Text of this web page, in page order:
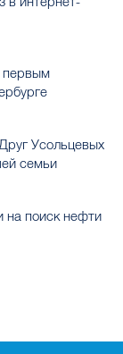
первым
Усольцевых
семьи
на поиск нефти